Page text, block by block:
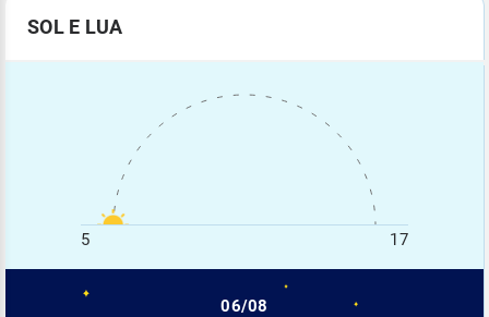
SOL E LUA
5 17
06/08